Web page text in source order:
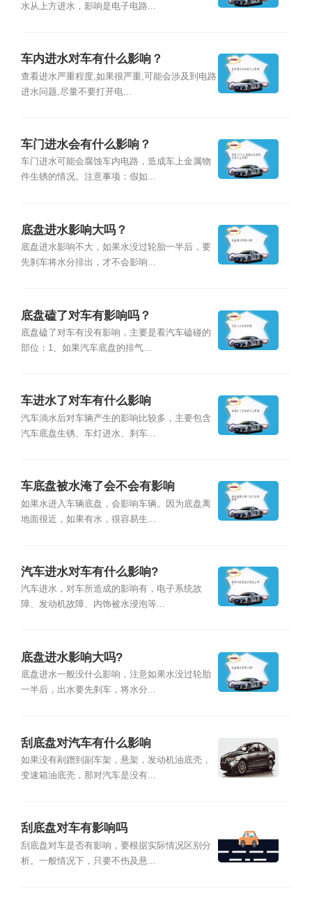
水从上方进水，影响是电子电路...
车内进水对车有什么影响？
查看进水严重程度,如果很严重,可能会涉及到电路
进水问题,尽量不要打开电...
车门进水会有什么影响？
车门进水可能会腐蚀车内电路，造成车上金属物
件生锈的情况。注意事项：假如...
底盘进水影响大吗？
底盘进水影响不大，如果水没过轮胎一半后，要
先刹车将水分排出，才不会影响...
底盘磕了对车有影响吗？
底盘磕了对车有没有影响，主要是看汽车磕碰的
部位：1、如果汽车底盘的排气...
车进水了对车有什么影响
汽车淌水后对车辆产生的影响比较多，主要包含
汽车底盘生锈、车灯进水、刹车...
车底盘被水淹了会不会有影响
如果水进入车辆底盘，会影响车辆。因为底盘离
地面很近，如果有水，很容易生...
汽车进水对车有什么影响?
汽车进水，对车所造成的影响有，电子系统故
障、发动机故障、内饰被水浸泡等...
底盘进水影响大吗?
底盘进水一般没什么影响，注意如果水没过轮胎
一半后，出水要先刹车，将水分...
刮底盘对汽车有什么影响
如果没有剐蹭到副车架，悬架，发动机油底壳，
变速箱油底壳，那对汽车是没有...
刮底盘对车有影响吗
刮底盘对车是否有影响，要根据实际情况区别分
析。一般情况下，只要不伤及悬...